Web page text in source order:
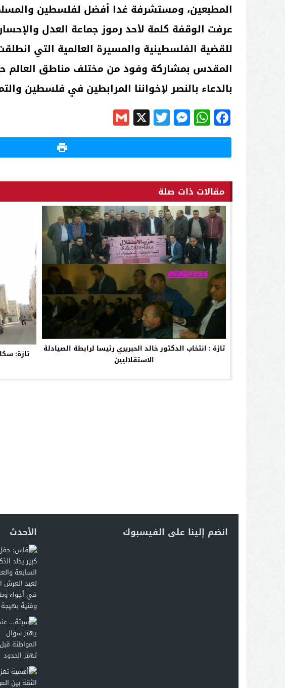
المطبعين، ومستشرفة غدا أفضل لفلسطين
عرفت الوقفة كلمة لأحد رموز جماعة العدل
للقضية الفلسطينية والمسيرة العالمية التي
المقدس بمشاركة وفود من مختلف مناطق العالم
بالدعاء بالنصر لإخواننا المرابطين في فلسطين
Facebook
WhatsApp
Messenger
Twitter
X
Gmail
مقالات ذات صلة
تازة : انتخاب الدكتور خالد الحبريري رئيسا لرابطة الصيادلة
الاستقلاليين
تازة:
انضم إلينا على الفيسبوك الأحدث